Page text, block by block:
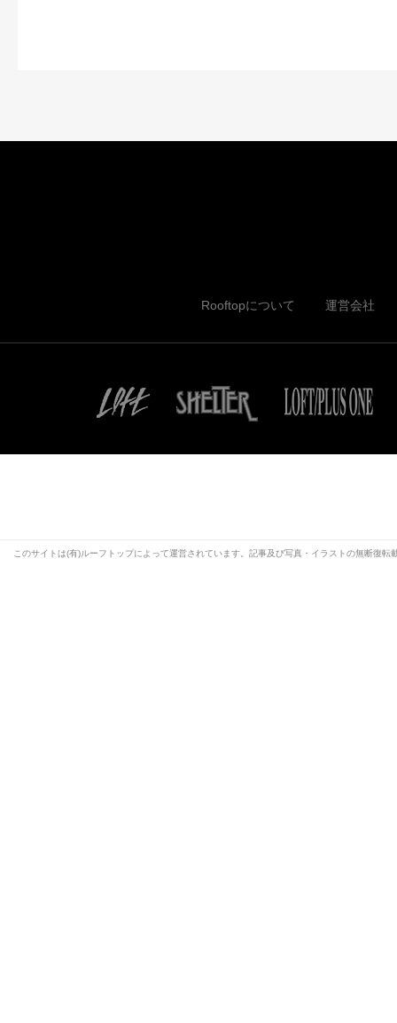
Rooftopについて 運営会社
このサイトは(有)ルーフトップによって運営されています。記事及び写真・イラストの無断復転